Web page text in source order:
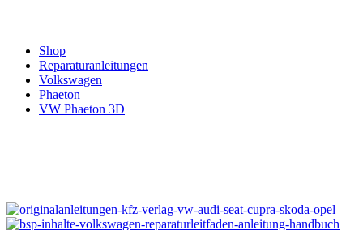
Shop
Reparaturanleitungen
Volkswagen
Phaeton
VW Phaeton 3D